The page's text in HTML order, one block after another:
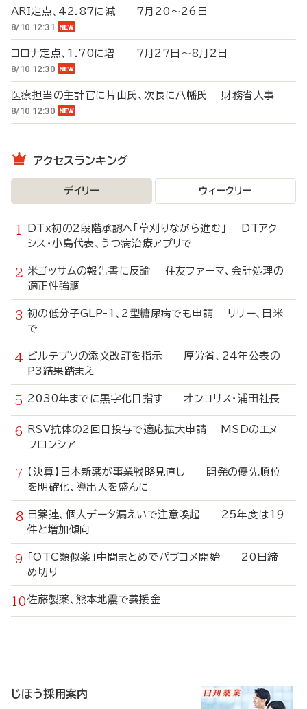
ARI定点、42.87に減 7月20～26日
8/10 12:31
コロナ定点、1.70に増 7月27日～8月2日
8/10 12:30
医療担当の主計官に片山氏、次長に八幡氏 財務省人事
8/10 12:30
アクセスランキング
デイリー ウィークリー
DTx初の2段階承認へ「草刈りながら進む」 DTアク
シス・小島代表、うつ病治療アプリで
米ゴッサムの報告書に反論 住友ファーマ、会計処理の
適正性強調
初の低分子GLP-1、2型糖尿病でも申請 リリー、日米
で
ビルテプソの添文改訂を指示 厚労省、24年公表の
P3結果踏まえ
2030年までに黒字化目指す オンコリス・浦田社長
RSV抗体の2回目投与で適応拡大申請 MSDのエヌ
フロンシア
【決算】日本新薬が事業戦略見直し 開発の優先順位
を明確化、導出入を盛んに
日薬連、個人データ漏えいで注意喚起 25年度は19
件と増加傾向
「OTC類似薬」中間まとめでパブコメ開始 20日締
め切り
佐藤製薬、熊本地震で義援金
じほう採用案内